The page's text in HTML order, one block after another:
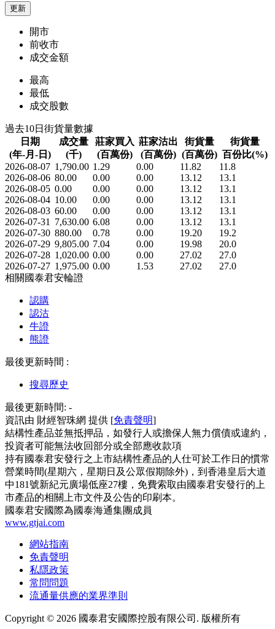
更新
開市
前收市
成交金額
最高
最低
成交股數
過去10日街貨量數據
日期
(年-月-日)
成交量
(千)
莊家買入
(百萬份)
莊家沽出
(百萬份)
街貨量
(百萬份)
街貨量
百份比(%)
2026-08-07 1,790.00 1.29 0.00 11.82
11.8
2026-08-06 80.00 0.00 0.00 13.12
13.1
2026-08-05 0.00 0.00 0.00 13.12
13.1
2026-08-04 10.00 0.00 0.00 13.12
13.1
2026-08-03 60.00 0.00 0.00 13.12
13.1
2026-07-31
7,630.00 6.08 0.00 13.12
13.1
2026-07-30 880.00 0.78 0.00 19.20
19.2
2026-07-29 9,805.00 7.04 0.00 19.98
20.0
2026-07-28 1,020.00 0.00 0.00 27.02
27.0
2026-07-27 1,975.00 0.00 1.53 27.02
27.0
相關國泰君安輪證
認購
認沽
牛證
熊證
最後更新時間 :
搜尋歷史
最後更新時間: -
資訊由 財經智珠網 提供 [免責聲明]
結構性產品並無抵押品，如發行人或擔保人無力償債或違約，
投資者可能無法收回部分或全部應收款項
持有國泰君安發行之上市結構性產品的人仕可於工作日的慣常
營業時間(星期六，星期日及公眾假期除外)，到香港皇后大道
中181號新紀元廣場低座27樓，免費索取由國泰君安發行的上
市產品的相關上市文件及公告的印刷本。
國泰君安國際為國泰海通集團成員
www.gtjai.com
網站指南
免責聲明
私隱政策
常問問題
流通量供應的業界準則
Copyright © 2026 國泰君安國際控股有限公司. 版權所有